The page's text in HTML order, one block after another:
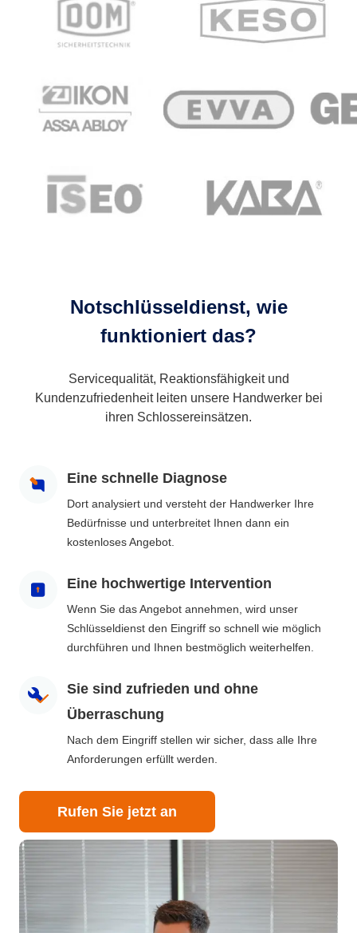
Notschlüsseldienst, wie
funktioniert das?
Servicequalität, Reaktionsfähigkeit und
Kundenzufriedenheit leiten unsere Handwerker bei
ihren Schlossereinsätzen.
Eine schnelle Diagnose
Dort analysiert und versteht der Handwerker Ihre
Bedürfnisse und unterbreitet Ihnen dann ein
kostenloses Angebot.
Eine hochwertige Intervention
Wenn Sie das Angebot annehmen, wird unser
Schlüsseldienst den Eingriff so schnell wie möglich
durchführen und Ihnen bestmöglich weiterhelfen.
Sie sind zufrieden und ohne
Überraschung
Nach dem Eingriff stellen wir sicher, dass alle Ihre
Anforderungen erfüllt werden.
Rufen Sie jetzt an